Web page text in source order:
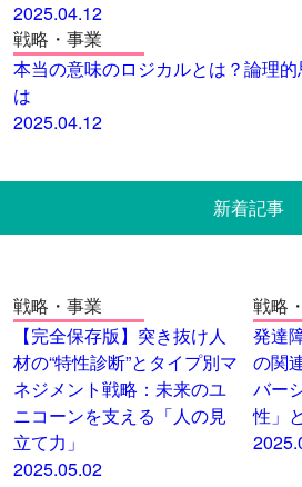
2025.04.12
戦略・事業
本当の意味のロジカルとは？論理
は
2025.04.12
新着記事
戦略・事業
【完全保存版】突き抜け人
材の“特性診断”とタイプ別マ
ネジメント戦略：未来のユ
ニコーンを支える「人の見
立て力」
2025.05.02
戦略
発達
の関
バー
性」